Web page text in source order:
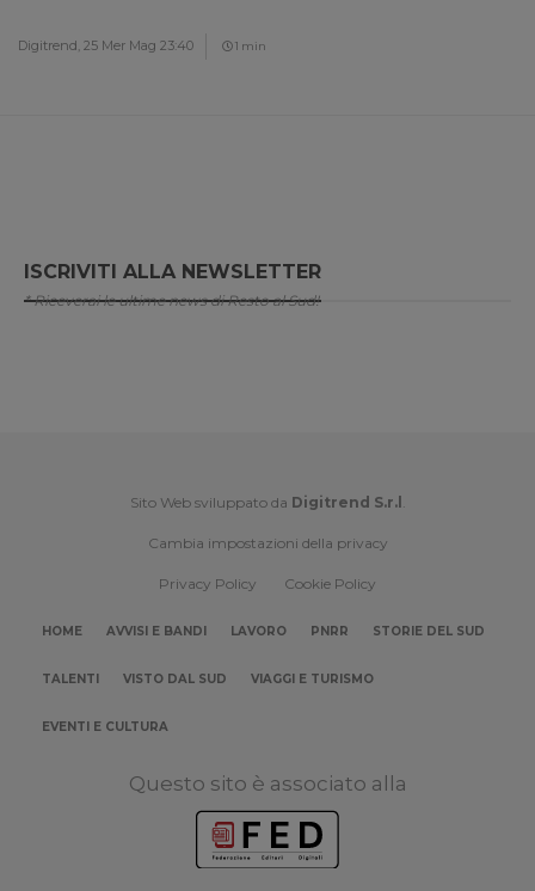
Digitrend, 25 Mer Mag 23:40 1 min
ISCRIVITI ALLA NEWSLETTER
* Riceverai le ultime news di Resto al Sud!
Sito Web sviluppato da Digitrend S.r.l .
Cambia impostazioni della privacy
Privacy Policy Cookie Policy
HOME AVVISI E BANDI LAVORO PNRR STORIE DEL SUD
TALENTI VISTO DAL SUD VIAGGI E TURISMO
EVENTI E CULTURA
Questo sito è associato alla